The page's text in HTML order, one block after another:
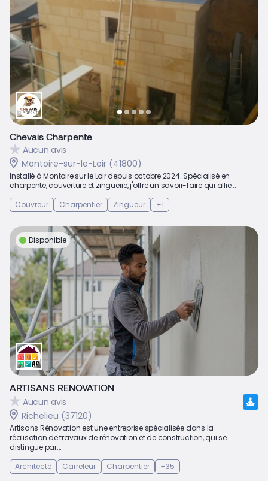
Chevais Charpente
Aucun avis
Montoire-sur-le-Loir (41800)
Installé à Montoire sur le Loir depuis octobre 2024. Spécialisé en
charpente, couverture et zinguerie, j'offre un savoir-faire qui allie...
Couvreur
Charpentier Zingueur +1
Disponible
ARTISANS RENOVATION
Aucun avis
Richelieu (37120)
Artisans Rénovation est une entreprise spécialisée dans la
réalisation de travaux de rénovation et de construction, qui se
distingue par...
Architecte
Carreleur Charpentier +35